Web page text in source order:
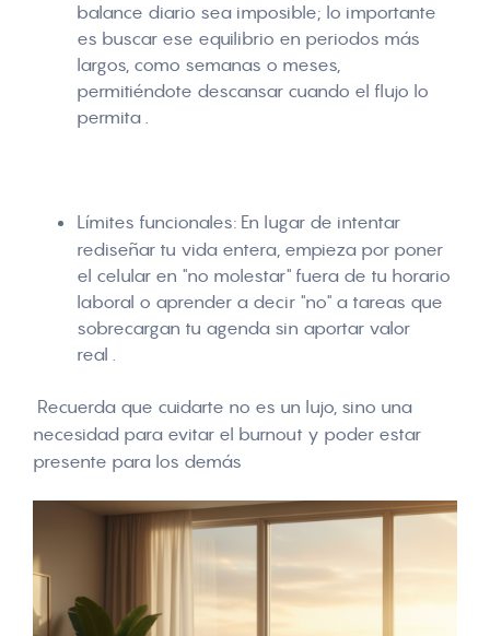
balance diario sea imposible; lo importante
es buscar ese equilibrio en periodos más
largos, como semanas o meses,
permitiéndote descansar cuando el flujo lo
permita .
Límites funcionales: En lugar de intentar
rediseñar tu vida entera, empieza por poner
el celular en "no molestar" fuera de tu horario
laboral o aprender a decir "no" a tareas que
sobrecargan tu agenda sin aportar valor
real .
Recuerda que cuidarte no es un lujo, sino una
necesidad para evitar el burnout y poder estar
presente para los demás